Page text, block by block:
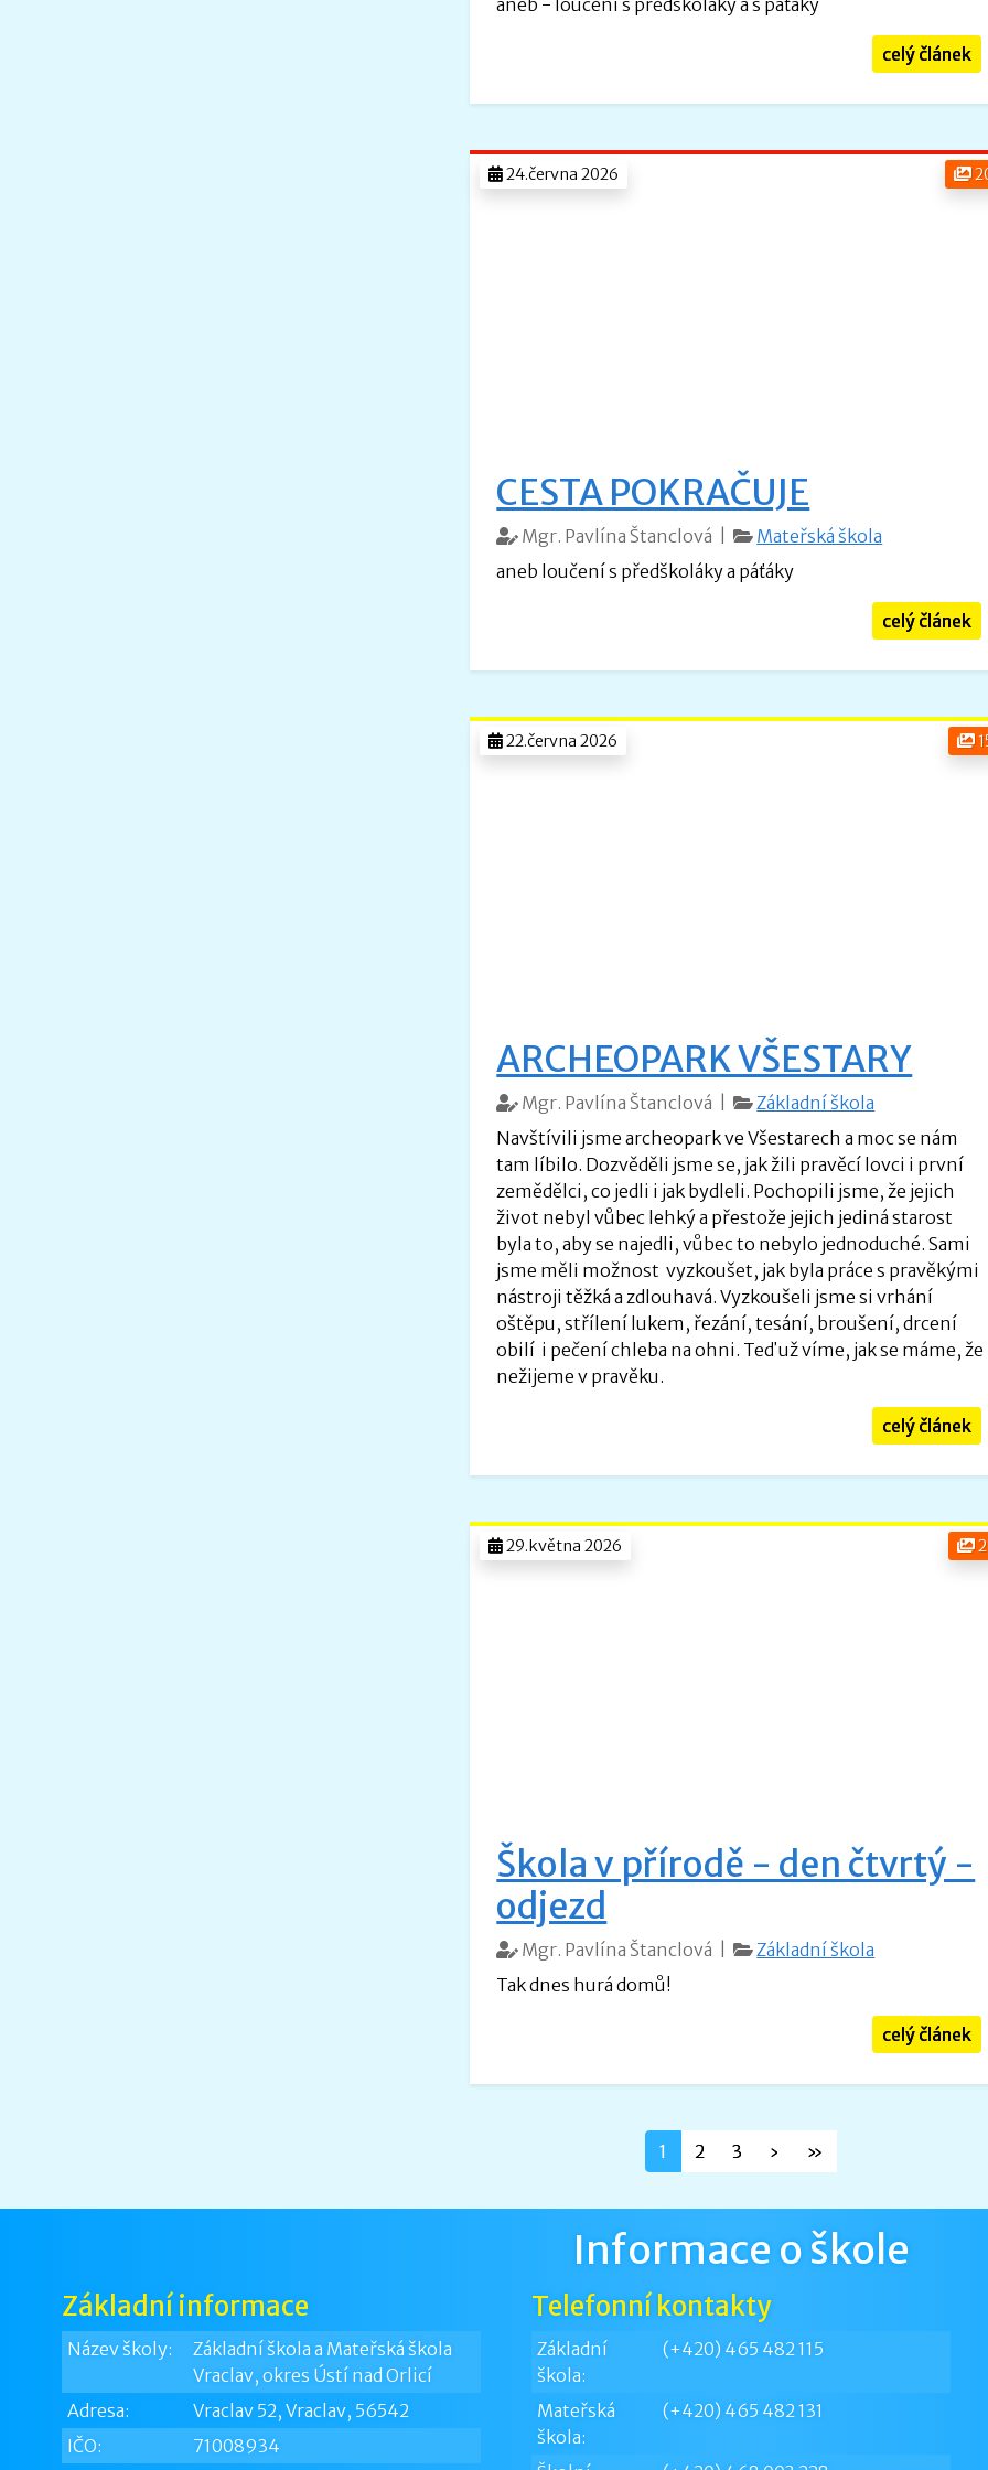
aneb - loučení s předškoláky a s páťáky
celý článek
24.června 2026
CESTA POKRAČUJE
Mgr. Pavlína Štanclová |
Mateřská škola
aneb loučení s předškoláky a páťáky
celý článek
22.června 2026
ARCHEOPARK VŠESTARY
Mgr. Pavlína Štanclová |
Základní škola
Navštívili jsme archeopark ve Všestarech a moc se nám
tam líbilo. Dozvěděli jsme se, jak žili pravěcí lovci i první
zemědělci, co jedli i jak bydleli. Pochopili jsme, že jejich
život nebyl vůbec lehký a přestože jejich jediná starost
byla to, aby se najedli, vůbec to nebylo jednoduché. Sami
jsme měli možnost vyzkoušet, jak byla práce s pravěkými
nástroji těžká a zdlouhavá. Vyzkoušeli jsme si vrhání
oštěpu, střílení lukem, řezání, tesání, broušení, drcení
obilí i pečení chleba na ohni. Teď už víme, jak se máme, že
nežijeme v pravěku.
celý článek
29.května 2026
Škola v přírodě - den čtvrtý -
odjezd
Mgr. Pavlína Štanclová |
Základní škola
Tak dnes hurá domů!
celý článek
1 2 3 › »
Informace o škole
Základní informace
Název školy:
Základní škola a Mateřská škola
Vraclav, okres Ústí nad Orlicí
Adresa:
Vraclav 52, Vraclav, 56542
IČO:
71008934
Telefonní kontakty
Základní
škola:
(+420) 465 482 115
Mateřská
škola:
(+420) 465 482 131